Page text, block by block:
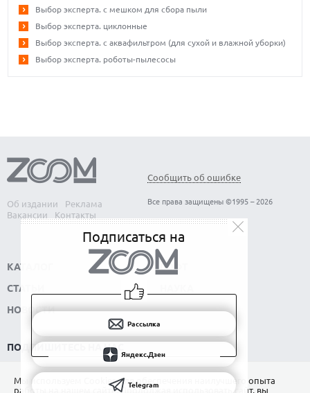
Выбор эксперта. с мешком для сбора пыли
Выбор эксперта. циклонные
Выбор эксперта. с аквафильтром (для сухой и влажной уборки)
Выбор эксперта. роботы-пылесосы
Об издании
Реклама
Вакансии
Контакты
Сообщить об ошибке
Все права защищены ©1995 – 2026
КАТАЛОГ
СТАТЬИ
НОВОСТИ
СОФТ
ПОДПИШИТЕСЬ НА НАС
РАССЫЛКА
Подписаться на
Рассылка
Яндекс.Дзен
Telegram
Мы используем Сookies для обеспечения наилучшего опыта
работы на нашем сайте. Продолжая использовать сайт, вы